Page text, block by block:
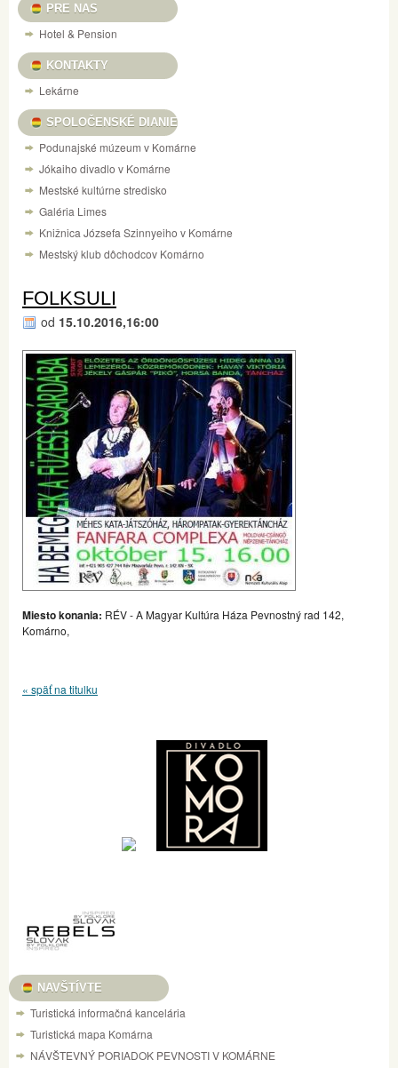
PRE NAS
Hotel & Pension
KONTAKTY
Lekárne
SPOLOČENSKÉ DIANIE
Podunajské múzeum v Komárne
Jókaiho divadlo v Komárne
Mestské kultúrne stredisko
Galéria Limes
Knižnica Józsefa Szinnyeiho v Komárne
Mestský klub dôchodcov Komárno
FOLKSULI
od 15.10.2016,16:00
Miesto konania: RÉV - A Magyar Kultúra Háza Pevnostný rad 142,
Komárno,
« späť na titulku
NAVŠTÍVTE
Turistická informačná kancelária
Turistická mapa Komárna
NÁVŠTEVNÝ PORIADOK PEVNOSTI V KOMÁRNE